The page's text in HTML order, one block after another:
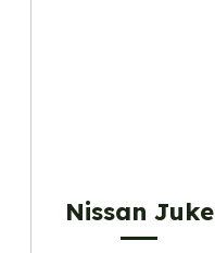
Nissan Juke